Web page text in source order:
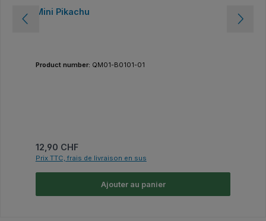
Mini Pikachu
Product number: QM01-B0101-01
Prix régulier :
12,90 CHF
Prix TTC, frais de livraison en sus
Ajouter au panier